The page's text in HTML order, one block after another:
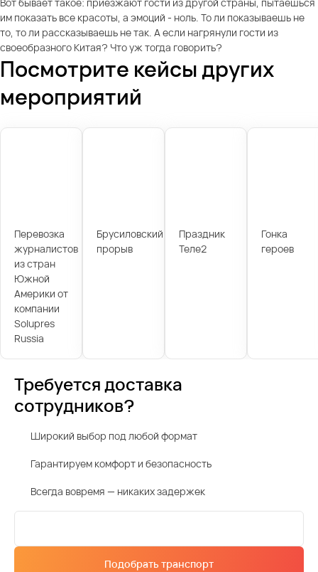
им показать все красоты, а эмоций - ноль. То ли показываешь не
то, то ли рассказываешь не так. А если нагрянули гости из
своеобразного Китая? Что уж тогда говорить?
Посмотрите кейсы других
мероприятий
Перевозка
журналистов
из стран
Южной
Америки от
компании
Solupres
Russia
Брусиловский
прорыв
Праздник
Теле2
Гонка
героев
Требуется доставка
сотрудников?
Широкий выбор под любой формат
Гарантируем комфорт и безопасность
Всегда вовремя — никаких задержек
Подобрать транспорт